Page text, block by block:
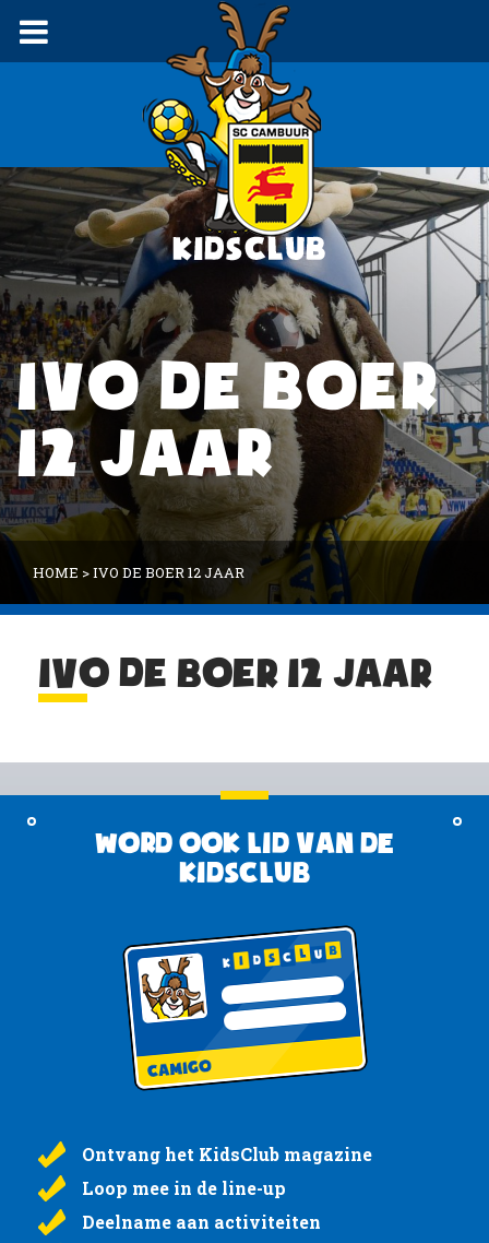
IVO DE BOER
12 JAAR
HOME >IVO DE BOER 12 JAAR
IVO DE BOER 12 JAAR
Word ook lid van de
KidsClub
Ontvang het KidsClub magazine
Loop mee in de line-up
Deelname aan activiteiten